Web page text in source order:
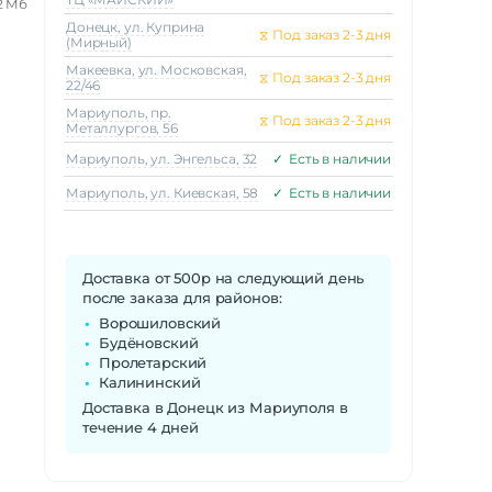
Мб
Донецк, ул. Куприна
(Мирный)
⧖ Под заказ 2-3 дня
Макеeвка, ул. Московская,
22/46
⧖ Под заказ 2-3 дня
Мариуполь, пр.
Металлургов, 56
⧖ Под заказ 2-3 дня
Мариуполь, ул. Энгельса, 32 ✓ Есть в наличии
Мариуполь, ул. Киевская, 58 ✓ Есть в наличии
Доставка от 500р на следующий день
после заказа для районов:
Ворошиловский
Будёновский
Пролетарский
Калининский
Доставка в Донецк из Мариуполя в
течение 4 дней